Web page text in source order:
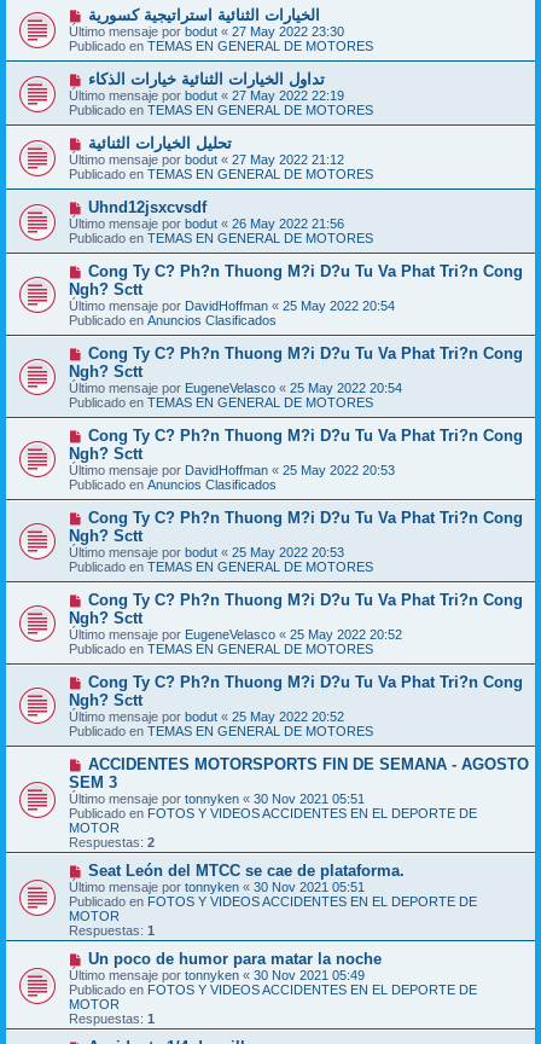
em
e
n
s
a
j
e
N
u
e
v
m
e
n
s
a
j
e
الخيارات الثنائية استراتيجية كسورية
Último mensaje por bodut « 27 May 2022 23:30
Publicado en TEMAS EN GENERAL DE MOTORES
N
u
e
v
m
e
n
s
a
j
e
تداول الخيارات الثنائية خيارات الذكاء
Último mensaje por bodut « 27 May 2022 22:19
Publicado en TEMAS EN GENERAL DE MOTORES
N
u
e
v
o
m
e
n
s
a
j
e
تحليل الخيارات الثنائية
Último mensaje por bodut « 27 May 2022 21:12
Publicado en TEMAS EN GENERAL DE MOTORES
N
u
e
v
m
e
n
s
a
Uhnd12jsxcvsdf
Último mensaje por bodut « 26 May 2022 21:56
Publicado en TEMAS EN GENERAL DE MOTORES
N
e
v
o
m
e
n
s
a
e
Cong Ty C? Ph?n Thuong M?i D?u Tu Va Phat Tri?n Cong
Ngh? Sctt
Último mensaje por DavidHoffman « 25 May 2022 20:54
Publicado en Anuncios Clasificados
N
e
v
o
m
e
n
s
a
e
Cong Ty C? Ph?n Thuong M?i D?u Tu Va Phat Tri?n Cong
Ngh? Sctt
Último mensaje por EugeneVelasco « 25 May 2022 20:54
Publicado en TEMAS EN GENERAL DE MOTORES
N
e
v
o
m
e
n
s
a
e
Cong Ty C? Ph?n Thuong M?i D?u Tu Va Phat Tri?n Cong
Ngh? Sctt
Último mensaje por DavidHoffman « 25 May 2022 20:53
Publicado en Anuncios Clasificados
N
e
v
o
m
e
n
s
a
e
Cong Ty C? Ph?n Thuong M?i D?u Tu Va Phat Tri?n Cong
Ngh? Sctt
Último mensaje por bodut « 25 May 2022 20:53
Publicado en TEMAS EN GENERAL DE MOTORES
N
e
v
o
m
e
n
s
a
Cong Ty C? Ph?n Thuong M?i D?u Tu Va Phat Tri?n Cong
Ngh? Sctt
Último mensaje por EugeneVelasco « 25 May 2022 20:52
Publicado en TEMAS EN GENERAL DE MOTORES
N
e
v
o
m
e
n
s
a
j
e
Cong Ty C? Ph?n Thuong M?i D?u Tu Va Phat Tri?n Cong
Ngh? Sctt
Último mensaje por bodut « 25 May 2022 20:52
Publicado en TEMAS EN GENERAL DE MOTORES
N
u
e
v
o
m
e
n
s
a
j
e
ACCIDENTES MOTORSPORTS FIN DE SEMANA - AGOSTO
SEM 3
Último mensaje por tonnyken « 30 Nov 2021 05:51
Publicado en FOTOS Y VIDEOS ACCIDENTES EN EL DEPORTE DE
MOTOR
Respuestas: 2
N
u
e
v
o
m
e
n
s
a
j
e
Seat León del MTCC se cae de plataforma.
Último mensaje por tonnyken « 30 Nov 2021 05:51
Publicado en FOTOS Y VIDEOS ACCIDENTES EN EL DEPORTE DE
MOTOR
Respuestas: 1
N
u
e
v
o
m
Un poco de humor para matar la noche
Último mensaje por tonnyken « 30 Nov 2021 05:49
Publicado en FOTOS Y VIDEOS ACCIDENTES EN EL DEPORTE DE
MOTOR
Respuestas: 1